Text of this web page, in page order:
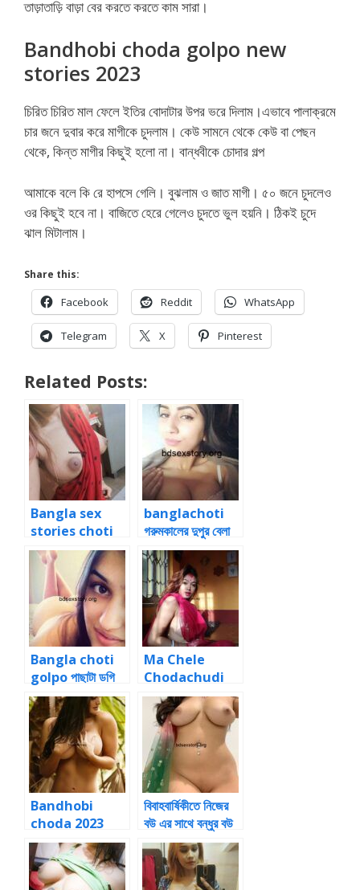
তাড়াতাড়ি বাড়া বের করতে করতে কাম সারা।
Bandhobi choda golpo new
stories 2023
চিরিত চিরিত মাল ফেলে ইতির বোদাটার উপর ভরে দিলাম।এভাবে পালাক্রমে
চার জনে দুবার করে মাগীকে চুদলাম। কেউ সামনে থেকে কেউ বা পেছন
থেকে, কিন্ত মাগীর কিছুই হলো না। বান্ধবীকে চোদার গল্প
আমাকে বলে কি রে হাপসে গেলি। বুঝলাম ও জাত মাগী। ৫০ জনে চুদলেও
ওর কিছুই হবে না। বাজিতে হেরে গেলেও চুদতে ভুল হয়নি। ঠিকই চুদে
ঝাল মিটালাম।
Share this:
Facebook Reddit WhatsApp
Telegram X Pinterest
Related Posts:
Bangla sex
stories choti
স্বামীর সামনে স্ত্রীয়ের
পরকীয়া ৩
banglachoti
গরুমকালের দুপুর বেলা
গার্লফ্রেন্ডকে পুরো
ল্যাংটো করে
Bangla choti
golpo পাছাটা ডগি
পজিশনে নিয়ে পচ করে
ঢুকিয়ে দিলাম
Ma Chele
Chodachudi
Bangla Choti
Golpo Bengali
Mom Sex
Stories
Bandhobi
choda 2023
choti খালি বাসায়
বান্ধবী চোদা চটিগল্প
বিবাহবার্ষিকীতে নিজের
বউ এর সাথে বন্ধুর বউ
অদল বদল ১